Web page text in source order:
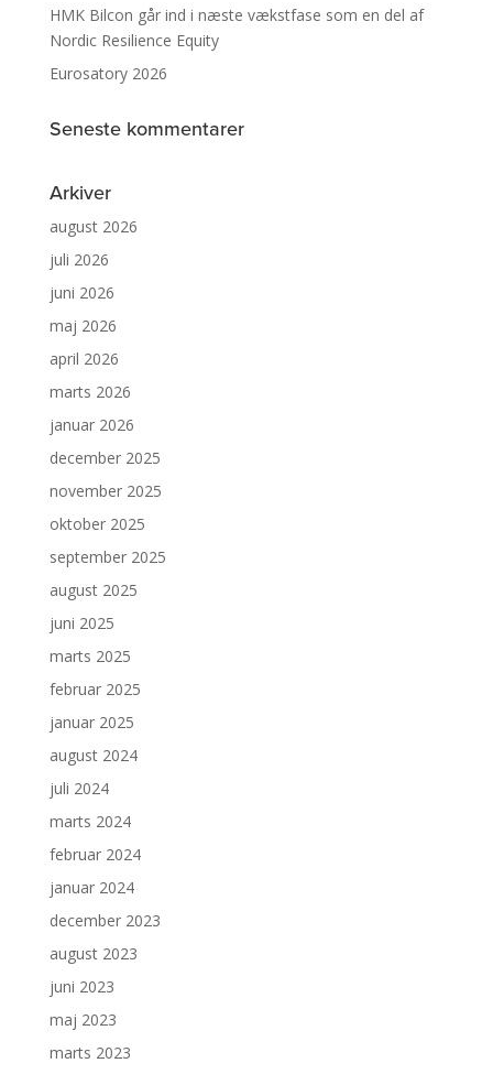
HMK Bilcon går ind i næste vækstfase som en del af
Nordic Resilience Equity
Eurosatory 2026
Seneste kommentarer
Arkiver
august 2026
juli 2026
juni 2026
maj 2026
april 2026
marts 2026
januar 2026
december 2025
november 2025
oktober 2025
september 2025
august 2025
juni 2025
marts 2025
februar 2025
januar 2025
august 2024
juli 2024
marts 2024
februar 2024
januar 2024
december 2023
august 2023
juni 2023
maj 2023
marts 2023